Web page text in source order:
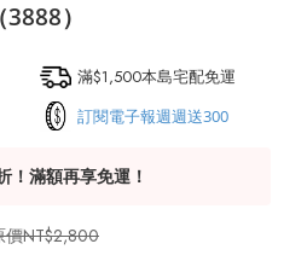
）
滿$1,500本島宅配免運
訂閱電子報週週送300
！滿額再享免運！
NT$2,800